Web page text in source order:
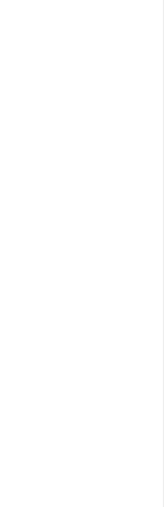
đẹp Tứ Quý
chọn trên thị
và các bước đặt
2 như ý!